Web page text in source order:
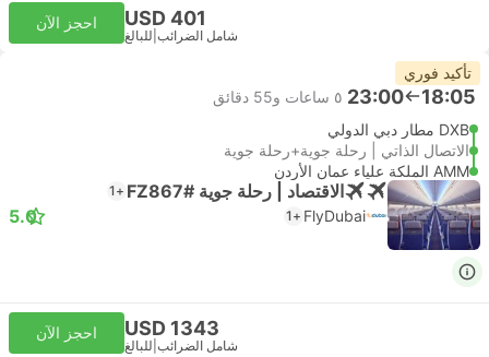
USD 401
شامل الضرائب للبالغ
احجز الآن
تأكيد فوري
18:05
23:00 ٥ ساعات و‫55 دقائق
DXB مطار دبي الدولي
الاتصال الذاتي | رحلة جوية+رحلة جوية
AMM الملكة علياء عمان الأردن
الاقتصاد | رحلة جوية #FZ867 +1
FlyDubai
+1
5.0
USD 1343
شامل الضرائب للبالغ
احجز الآن